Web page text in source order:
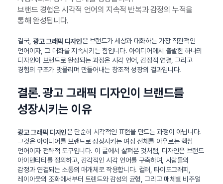
브랜드 경험은 시각적 언어의 지속적 반복과 감정의 누적을
통해 완성됩니다.
결국, 광고 그래픽 디자인은 브랜드가 세상과 대화하는 가장 직관적인
언어이자, 그 대화를 지속시키는 힘입니다. 아이디어에서 출발한 하나의
디자인이 브랜드로 완성되는 과정은 시각 언어, 감정적 연결, 그리고
경험의 구조가 맞물리며 만들어내는 창조적 성장의 결과입니다.
결론. 광고 그래픽 디자인이 브랜드를
성장시키는 이유
광고 그래픽 디자인은 단순히 시각적인 표현을 만드는 과정이 아닙니다.
그것은 아이디어를 브랜드로 성장시키는 여정 전체를 아우르는 핵심
언어이자 전략적 도구입니다. 이 글에서 살펴본 것처럼, 디자인은 브랜드
아이덴티티를 정의하고, 감각적인 시각 언어를 구축하며, 사람들의
감정과 연결되는 소통의 매개체로 작용합니다. 컬러, 타이포그래피,
레이아웃의 조화에서부터 트렌드와 감성의 균형, 그리고 매체별 비주얼